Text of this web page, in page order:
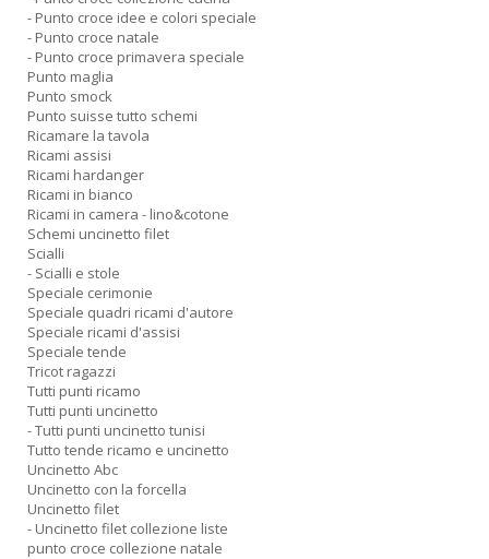
- Punto croce idee e colori speciale
- Punto croce natale
- Punto croce primavera speciale
Punto maglia
Punto smock
Punto suisse tutto schemi
Ricamare la tavola
Ricami assisi
Ricami hardanger
Ricami in bianco
Ricami in camera - lino&cotone
Schemi uncinetto filet
Scialli
- Scialli e stole
Speciale cerimonie
Speciale quadri ricami d'autore
Speciale ricami d'assisi
Speciale tende
Tricot ragazzi
Tutti punti ricamo
Tutti punti uncinetto
- Tutti punti uncinetto tunisi
Tutto tende ricamo e uncinetto
Uncinetto Abc
Uncinetto con la forcella
Uncinetto filet
- Uncinetto filet collezione liste
punto croce collezione natale